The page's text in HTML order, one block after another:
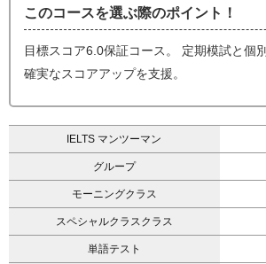
このコースを選ぶ際のポイント！
目標スコア6.0保証コース。 定期模試と個
確実なスコアアップを支援。
IELTS マンツーマン
グループ
モーニングクラス
スペシャルクラスクラス
単語テスト